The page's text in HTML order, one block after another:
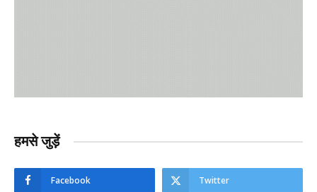
हमसे जुड़ें
Facebook Twitter